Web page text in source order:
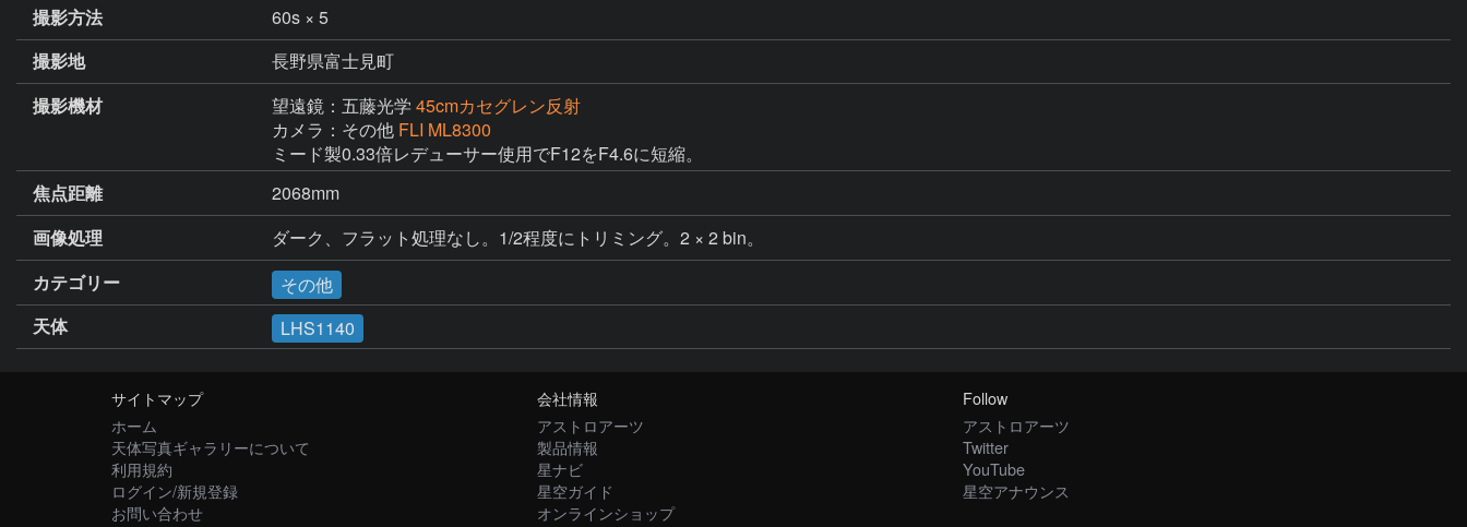
撮影方法
60s × 5
撮影地
長野県富士見町
撮影機材
望遠鏡：五藤光学 45cmカセグレン反射
カメラ：その他 FLI ML8300
ミード製0.33倍レデューサー使用でF12をF4.6に短縮。
焦点距離
2068mm
画像処理
ダーク、フラット処理なし。1/2程度にトリミング。2 × 2 bin。
カテゴリー
その他
天体
LHS1140
サイトマップ
ホーム
天体写真ギャラリーについて
利用規約
ログイン/新規登録
お問い合わせ
会社情報
アストロアーツ
製品情報
星ナビ
星空ガイド
オンラインショップ
Follow
アストロアーツ
Twitter
YouTube
星空アナウンス